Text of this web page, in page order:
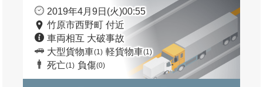
2019年4月9日(火)00:55
竹原市西野町 付近
車両相互 大破事故
大型貨物車(1) 軽貨物車(1)
死亡(1) 負傷(0)